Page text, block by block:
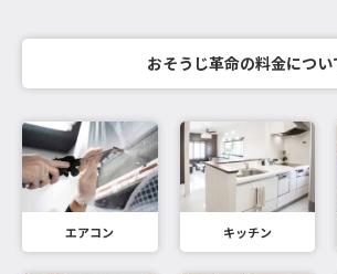
おそうじ革命の料金につい
エアコン キッチン